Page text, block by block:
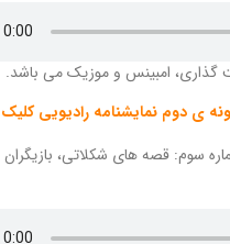
گذاری، امبینس و موزیک می باشد.
ی دوم نمایشنامه رادیویی